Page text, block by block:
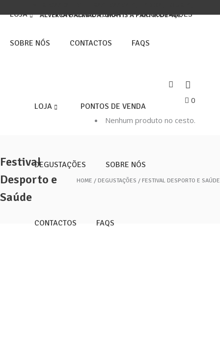
ALVERCA E ALMADA. GRÁTIS A PARTIR DE 40€.
LOJA PONTOS DE VENDA
DEGUSTAÇÕES SOBRE NÓS
CONTACTOS FAQS
0
Nenhum produto no cesto.
LOJA PONTOS DE VENDA DEGUSTAÇÕES
SOBRE NÓS CONTACTOS FAQS
Festival
Desporto e
Saúde
HOME DEGUSTAÇÕES FESTIVAL DESPORTO E SAÚDE